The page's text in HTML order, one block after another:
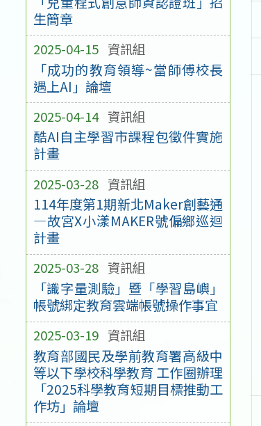
生簡章
2025-04-15 資訊組
「成功的教育領導~當師傅校長
遇上AI」論壇
2025-04-14 資訊組
酷AI自主學習市課程包徵件實施
計畫
2025-03-28 資訊組
114年度第1期新北Maker創藝通
—故宮X小漾MAKER號偏鄉巡迴
計畫
2025-03-28 資訊組
「識字量測驗」暨「學習島嶼」
帳號綁定教育雲端帳號操作事宜
2025-03-19 資訊組
教育部國民及學前教育署高級中
等以下學校科學教育 工作圈辦理
「2025科學教育短期目標推動工
作坊」論壇